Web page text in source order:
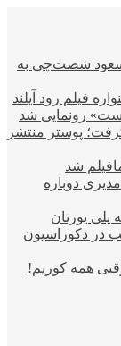
مسعود شصت‌چی به
رونمایی شد
ابریشم گرفت؛ پوستر منتشر
شد
دوباره
پلی یورتان
در دکوراسیون
همه کوریم!